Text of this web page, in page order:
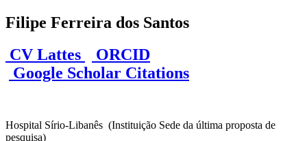
Filipe Ferreira dos Santos
CV Lattes
ORCID
Google Scholar Citations
Hospital Sírio-Libanês (Instituição Sede da última proposta de
pesquisa)